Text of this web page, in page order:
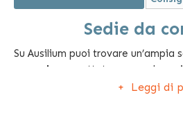
Sedie da
Su Ausilium puoi trovare un’ampia
comodo
progettate per rendere
delle persone disabili e degliLeggi di